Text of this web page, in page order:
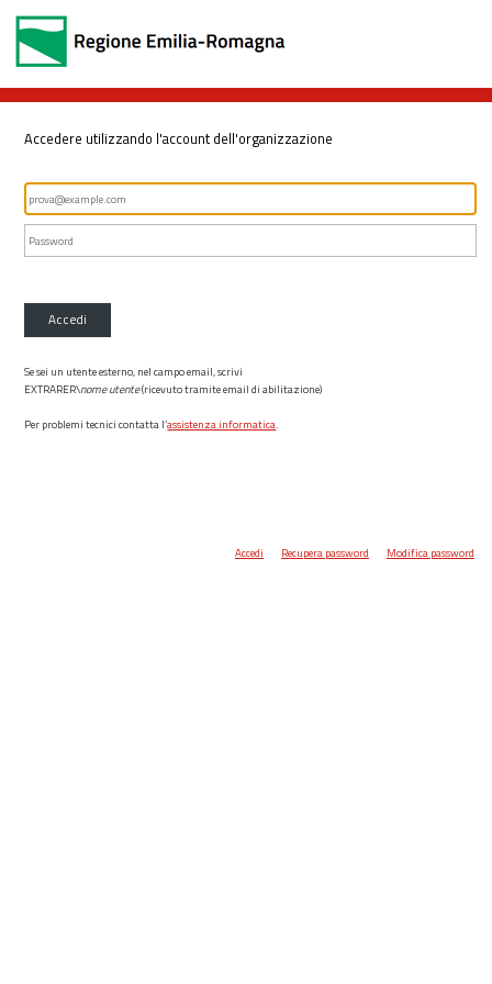
Accedere utilizzando l'account dell'organizzazione
Accedi
Se sei un utente esterno, nel campo email, scrivi
EXTRARER\nome utente(ricevuto tramite email di abilitazione)
Per problemi tecnici contatta l’assistenza informatica.
Accedi Recupera password Modifica password